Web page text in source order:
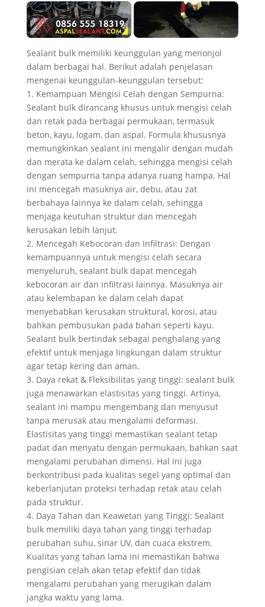
Sealant bulk memiliki keunggulan yang menonjol
dalam berbagai hal. Berikut adalah penjelasan
mengenai keunggulan-keunggulan tersebut:
1. Kemampuan Mengisi Celah dengan Sempurna:
Sealant bulk dirancang khusus untuk mengisi celah
dan retak pada berbagai permukaan, termasuk
beton, kayu, logam, dan aspal. Formula khususnya
memungkinkan sealant ini mengalir dengan mudah
dan merata ke dalam celah, sehingga mengisi celah
dengan sempurna tanpa adanya ruang hampa. Hal
ini mencegah masuknya air, debu, atau zat
berbahaya lainnya ke dalam celah, sehingga
menjaga keutuhan struktur dan mencegah
kerusakan lebih lanjut.
2. Mencegah Kebocoran dan Infiltrasi: Dengan
kemampuannya untuk mengisi celah secara
menyeluruh, sealant bulk dapat mencegah
kebocoran air dan infiltrasi lainnya. Masuknya air
atau kelembapan ke dalam celah dapat
menyebabkan kerusakan struktural, korosi, atau
bahkan pembusukan pada bahan seperti kayu.
Sealant bulk bertindak sebagai penghalang yang
efektif untuk menjaga lingkungan dalam struktur
agar tetap kering dan aman.
3. Daya rekat & Fleksibilitas yang tinggi: sealant bulk
juga menawarkan elastisitas yang tinggi. Artinya,
sealant ini mampu mengembang dan menyusut
tanpa merusak atau mengalami deformasi.
Elastisitas yang tinggi memastikan sealant tetap
padat dan menyatu dengan permukaan, bahkan saat
mengalami perubahan dimensi. Hal ini juga
berkontribusi pada kualitas segel yang optimal dan
keberlanjutan proteksi terhadap retak atau celah
pada struktur.
4. Daya Tahan dan Keawetan yang Tinggi: Sealant
bulk memiliki daya tahan yang tinggi terhadap
perubahan suhu, sinar UV, dan cuaca ekstrem.
Kualitas yang tahan lama ini memastikan bahwa
pengisian celah akan tetap efektif dan tidak
mengalami perubahan yang merugikan dalam
jangka waktu yang lama.